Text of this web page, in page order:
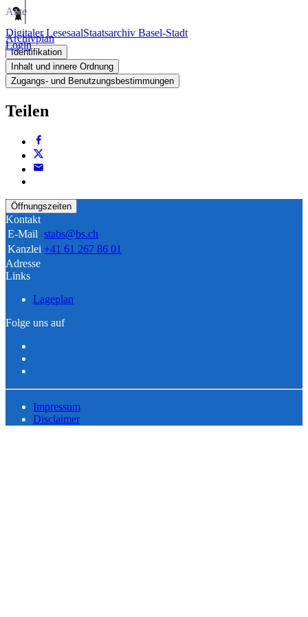
Digitaler LesesaalStaatsarchiv Basel-Stadt
Login
Akte
Archivplan
Identifikation
Inhalt und innere Ordnung
Zugangs- und Benutzungsbestimmungen
Teilen
Öffnungszeiten
Kontakt
E-Mail stabs@bs.ch
Kanzlei +41 61 267 86 01
Adresse
Links
Lageplan
Folge uns auf
Impressum
Disclaimer